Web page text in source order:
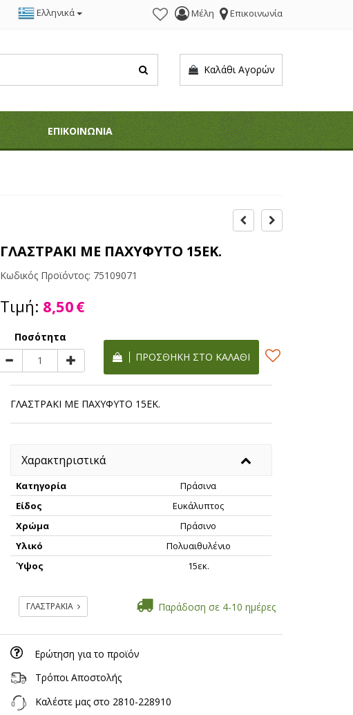
Ελληνικά Μέλη Επικοινωνία
Καλάθι Αγορών
ΕΠΙΚΟΙΝΩΝΙΑ
ΓΛΑΣΤΡΑΚΙ ΜΕ ΠΑΧΥΦΥΤΟ 15ΕΚ.
Κωδικός Προϊόντος: 75109071
Τιμή: 8,50€
Ποσότητα
ΠΡΟΣΘΉΚΗ ΣΤΟ ΚΑΛΆΘΙ
ΓΛΑΣΤΡΑΚΙ ΜΕ ΠΑΧΥΦΥΤΟ 15ΕΚ.
Χαρακτηριστικά
Κατηγορία
Πράσινα
Είδος
Ευκάλυπτος
Χρώμα
Πράσινο
Υλικό
Πολυαιθυλένιο
Ύψος
15εκ.
ΓΛΑΣΤΡΑΚΙΑ Παράδοση σε 4-10 ημέρες
Ερώτηση για το προϊόν
Τρόποι Αποστολής
Καλέστε μας στο 2810-228910